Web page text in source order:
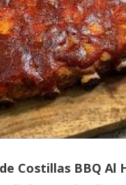
de Costillas BBQ Al